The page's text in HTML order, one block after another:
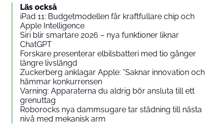
Läs också
iPad 11: Budgetmodellen får kraftfullare chip och
Apple Intelligence
Siri blir smartare 2026 – nya funktioner liknar
ChatGPT
Forskare presenterar elbilsbatteri med tio gånger
längre livslängd
Zuckerberg anklagar Apple: ”Saknar innovation och
hämmar konkurrensen
Varning: Apparaterna du aldrig bör ansluta till ett
grenuttag
Roborocks nya dammsugare tar städning till nästa
nivå med mekanisk arm